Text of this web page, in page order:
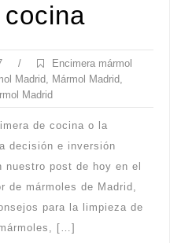
/
Encimera mármol
Madrid Mármol Madrid
Madrid
de cocina o la
decisión e inversión
nuestro post de hoy en el
de mármoles de Madrid,
para la limpieza de
[…]